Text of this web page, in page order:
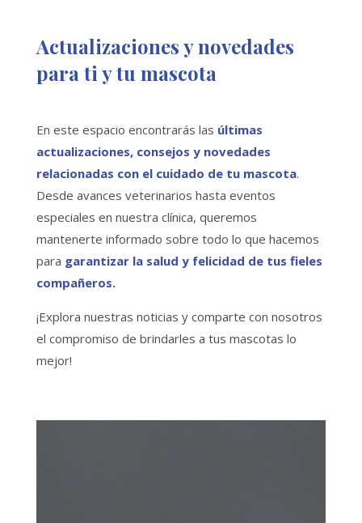
Actualizaciones y novedades
para ti y tu mascota
En este espacio encontrarás las últimas
actualizaciones, consejos y novedades
relacionadas con el cuidado de tu mascota.
Desde avances veterinarios hasta eventos
especiales en nuestra clínica, queremos
mantenerte informado sobre todo lo que hacemos
para garantizar la salud y felicidad de tus fieles
compañeros.
¡Explora nuestras noticias y comparte con nosotros
el compromiso de brindarles a tus mascotas lo
mejor!